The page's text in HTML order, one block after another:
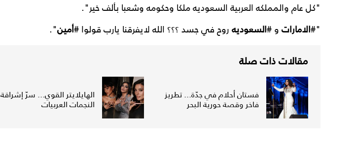
"كل عام والمملكه العربية السعوديه ملكا وحكومه وشعبا بألف خير".
"
#الامارات و #السعوديه روح في جسد ؟؟؟ الله لايفرقنا يارب قولوا #أمين".
مقالات ذات صلة
فستان أحلام في جدّة... تطريز
فاخر وقصة حورية البحر
الهايلايتر القوي... سرّ إشراقة
النجمات العربيات